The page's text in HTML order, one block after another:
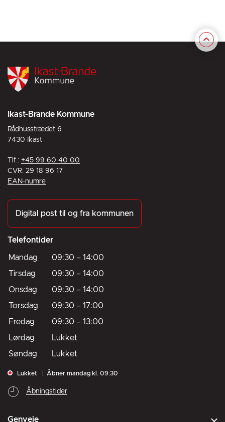
Ikast-Brande Kommune
Rådhusstrædet 6
7430 Ikast
Tlf.: +45 99 60 40 00
CVR: 29 18 96 17
EAN-numre
Digital post til og fra kommunen
Telefontider
Mandag 09:30 – 14:00
Tirsdag
09:30 – 14:00
Onsdag
09:30 – 14:00
Torsdag
09:30 – 17:00
Fredag
09:30 – 13:00
Lørdag
Lukket
Søndag
Lukket
Lukket Åbner mandag kl. 09:30
Åbningstider
Genveje